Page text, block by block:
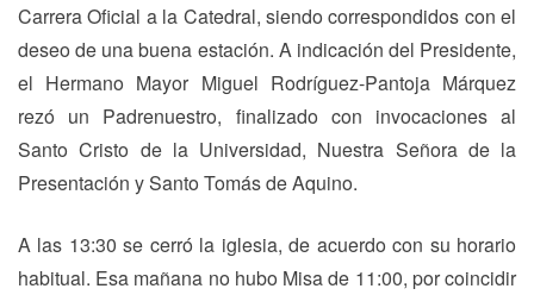
Carrera Oficial a la Catedral, siendo correspondidos con el
deseo de una buena estación. A indicación del Presidente,
el Hermano Mayor Miguel Rodríguez-Pantoja Márquez
rezó un Padrenuestro, finalizado con invocaciones al
Santo Cristo de la Universidad, Nuestra Señora de la
Presentación y Santo Tomás de Aquino.
A las 13:30 se cerró la iglesia, de acuerdo con su horario
habitual. Esa mañana no hubo Misa de 11:00, por coincidir